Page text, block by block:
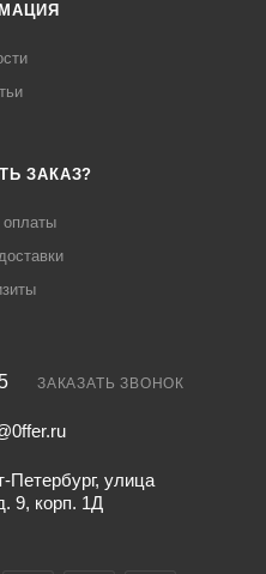
ЗАКАЗ?
оплаты
ЗАКАЗАТЬ ЗВОНОК
Петербург, улица
9, корп. 1Д